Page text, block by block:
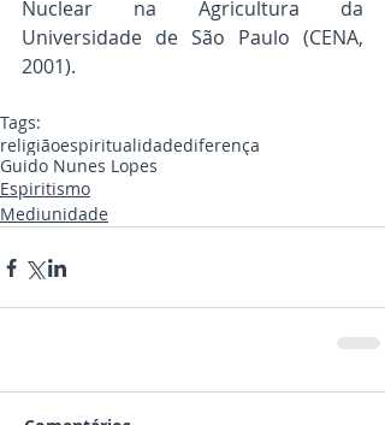
Nuclear na Agricultura da
Universidade de São Paulo (CENA,
2001).
Tags:
religiãoespiritualidadediferença
Guido Nunes Lopes
Espiritismo
Mediunidade